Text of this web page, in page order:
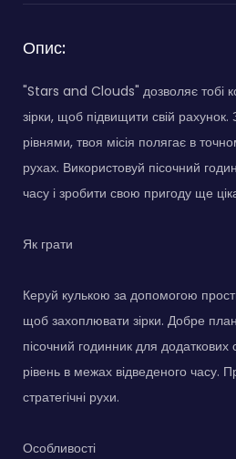
Опис:
"Stars and Clouds" дозволяє тобі
зірки, щоб підвищити свій
рівнями, твоя місія полягає в
рухах. Використовуй пісочний
часу і зробити свою пригоду ще
Як грати
Керуй кулькою за допомогою
щоб захоплювати зірки. Добре
пісочний годинник для
рівень в межах відведеного часу.
стратегічні рухи.
Особливості